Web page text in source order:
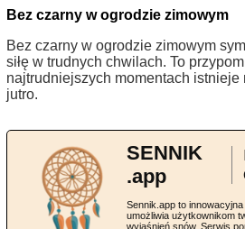
Bez czarny w ogrodzie zimowym
Bez czarny w ogrodzie zimowym
siłę w trudnych chwilach. To
najtrudniejszych momentach
jutro.
SENNIK
.app
Sennik.app to
umożliwia użytkownikom
wyjaśnień snów. Serwis